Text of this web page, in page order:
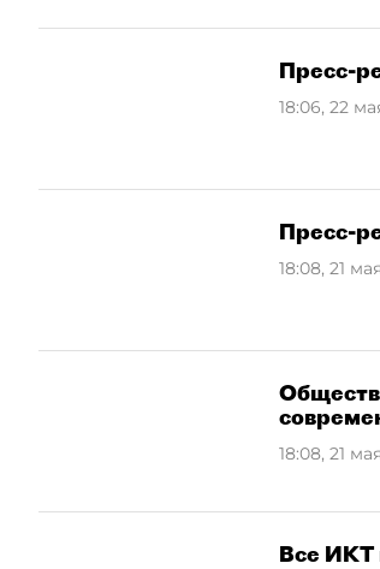
Пресс-
18:06, 22
Пресс-
18:08, 21
18:08, 21
Все